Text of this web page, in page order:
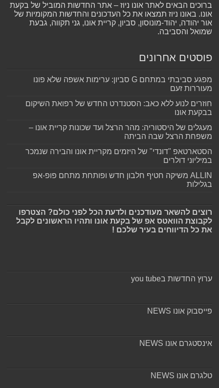
ברוכים הבאים לאתר אונו ניוז – אתר החדשות המוביל של בקעת
אונו. באונו ניוז תמצאו את כל העדכונים והחדשות המקומיות של
אור יהודה, יהוד-מונוסון, סביון, קריית אונו, גני תקווה, גבעת
שמואל והסביבה.
פוסטים אחרונים
מפגע סביבתי במתחם G סביון: ערימות אשפה שלא פונו
מעוררות זעם
חוזרים לנוע ללא כאב: הסטנדרט החדש של רפואת השיקום
בבקעת אונו
מעגלים של היסטוריה: מהר הרצל ועד שכונות קריית אונו –
משפחת הרצל שבה הביתה
הסטארטאפ "דונדי" של היזמים מקריית אונו והבירה שנמכר
במיליוני דולרים
ALLIN משיקה חטיף חלבון חדש ופותחת מתחם פופ-אפ
בגלילות
רוצים להשאר מעודכנים ולדעת הכל לפני כולם? הצטרפו
לקבוצת הוואטס אפ של בקעת אונו ותהיו הראשונים לקבל
את כל הדיווחים בעיר שלכם !
ערוץ החדשות בyou tube
פייסבוק אונו NEWS
אינסטגרם אונו NEWS
טלגרם אונו NEWS